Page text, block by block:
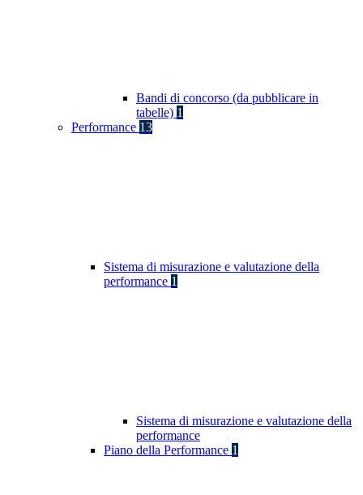
Bandi di concorso (da pubblicare in
tabelle) 1
Performance 13
Sistema di misurazione e valutazione della
performance 1
Sistema di misurazione e valutazione della
performance
Piano della Performance 1